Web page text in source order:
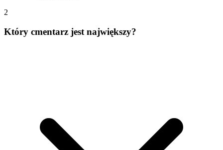
2
Który cmentarz jest największy?